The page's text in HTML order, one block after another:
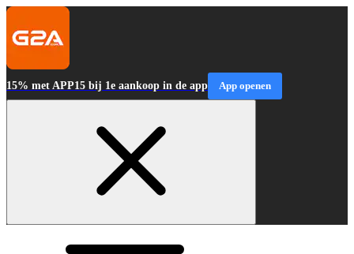
15% met APP15 bij 1e aankoop in de app App openen